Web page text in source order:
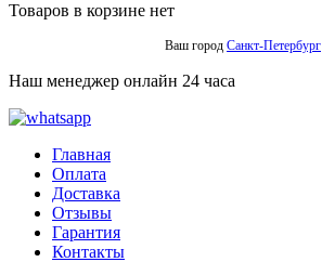
Товаров в корзине нет
Ваш город Санкт-Петербург
Наш менеджер онлайн 24 часа
Главная
Оплата
Доставка
Отзывы
Гарантия
Контакты